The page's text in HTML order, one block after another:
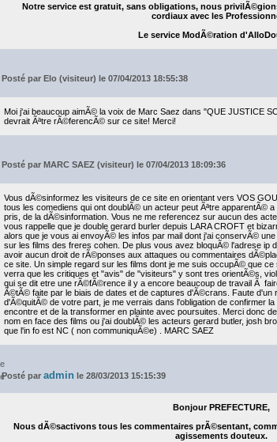
Notre service est gratuit, sans obligations, nous
cordiaux avec les
Le service ModÃ©ration
Posté par Elo (visiteur) le 07/04/2013 18:55:38
Moi j'ai beaucoup aimÃ© la voix de Marc Saez dans "QUE JUSTICE
devrait Ãªtre rÃ©ferencÃ© sur ce site! Merci!
Posté par MARC SAEZ (visiteur) le 07/04/2013 18:09:36
Vous dÃ©sinformez les visiteurs de ce site en orientant vers VOS
tous les comediens qui ont doublÃ© un acteur peut Ãªtre apparentÃ©
pris, de la dÃ©sinformation. Vous ne me referencez sur aucun des
vous rappelle que je double gerard burler depuis LARA CROFT et
alors que je vous ai envoyÃ© les infos par mail dont j'ai conservÃ©
sur les films des freres cohen. De plus vous avez bloquÃ© l'adrese ip
avoir aucun droit de rÃ©ponses aux attaques ou commentaires
ce site. Un simple regard sur les films dont je me suis occupÃ© que ce
verra que les critiques et "avis" de "visiteurs" y sont tres orientÃ©s,
qui se dit etre une rÃ©fÃ©rence il y a encore beaucoup de travail Ã
Ã©tÃ© faite par le biais de dates et de captures d'Ã©crans. Faute d'un
d'Ã©quitÃ© de votre part, je me verrais dans l'obligation de confirmer
encontre et de la transformer en plainte avec poursuites. Merci donc
nom en face des films ou j'ai doublÃ© les acteurs gerard butler, josh
que l'in fo est NC ( non communiquÃ©e) . MARC SAEZ
Posté par admin le 28/03/2013 15:15:39
Bonjour PREFECTURE,
Nous dÃ©sactivons tous les commentaires prÃ©sentant,
agissements douteux.